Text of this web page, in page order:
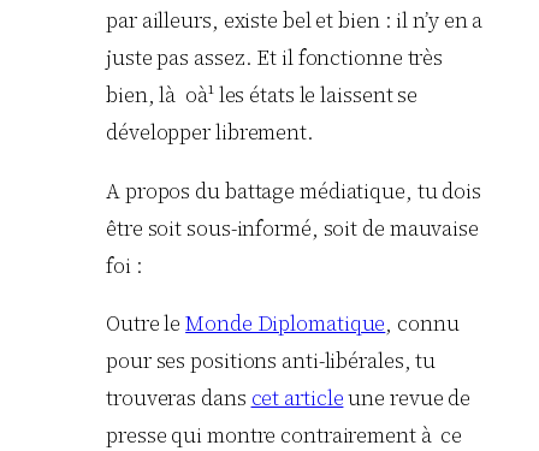
par ailleurs, existe bel et bien : il n’y en a
juste pas assez. Et il fonctionne très
bien, là oà¹ les états le laissent se
développer librement.
A propos du battage médiatique, tu dois
être soit sous-informé, soit de mauvaise
foi :
Outre leMonde Diplomatique, connu
pour ses positions anti-libérales, tu
trouveras dans cet articleune revue de
presse qui montre contrairement à ce